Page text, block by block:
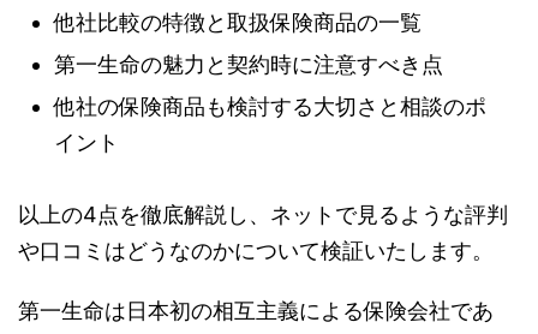
他社比較の特徴と取扱保険商品の一覧
第一生命の魅力と契約時に注意すべき点
他社の保険商品も検討する大切さと相談のポ
イント
以上の4点を徹底解説し、ネットで見るような評判
や口コミはどうなのかについて検証いたします。
第一生命は日本初の相互主義による保険会社であ